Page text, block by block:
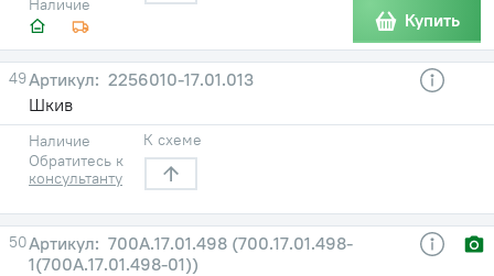
Наличие
Купить
49
2256010-17.01.013
Шкив
Наличие
Обратитесь к
консультанту
К схеме
50
700А.17.01.498 (700.17.01.498-
1(700А.17.01.498-01))